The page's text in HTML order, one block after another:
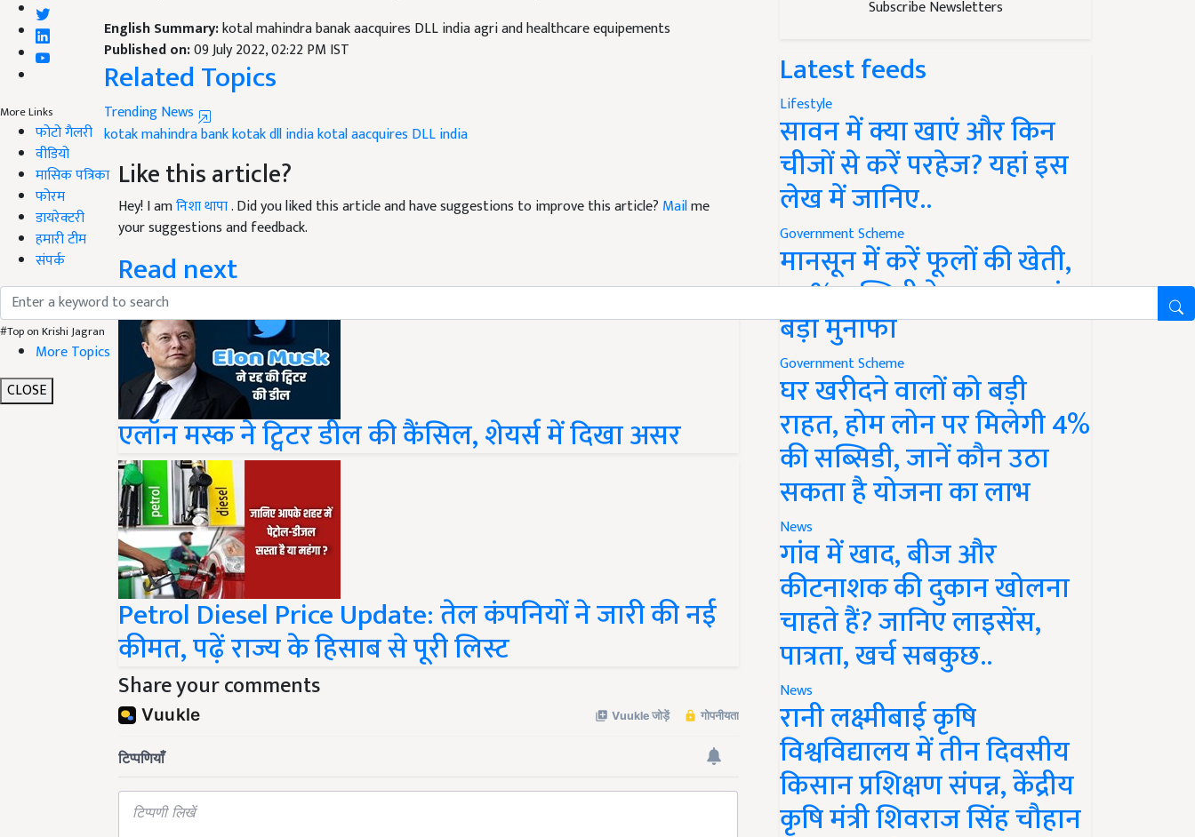
More Links
फोटो गैलरी
वीडियो
मासिक पत्रिका
फोरम
डायरेक्टरी
हमारी टीम
संपर्क
#Top on Krishi Jagran
More Topics
CLOSE
English Summary:kotal mahindra banak aacquires DLL india agri and healthcare equipements
Published on:09 July 2022, 02:22 PM IST
Related Topics
Trending News
kotak mahindra bankkotakdll indiakotal aacquires DLL india
Like this article?
Hey! I amनिशा थापा. Did you liked this article and have suggestions to improve this article? Mailme
your suggestions and feedback.
Read next
एलॉन मस्क ने ट्विटर डील की कैंसिल, शेयर्स में दिखा असर
Petrol Diesel Price Update: तेल कंपनियों ने जारी की नई
कीमत, पढ़ें राज्य के हिसाब से पूरी लिस्ट
Share your comments
Subscribe Newsletters
Latest feeds
Lifestyle
सावन में क्या खाएं और किन
चीजों से करें परहेज? यहां इस
लेख में जानिए..
Government Scheme
मानसून में करें फूलों की खेती,
50% सब्सिडी के साथ कमाएं
बड़ा मुनाफा
Government Scheme
घर खरीदने वालों को बड़ी
राहत, होम लोन पर मिलेगी 4%
की सब्सिडी, जानें कौन उठा
सकता है योजना का लाभ
News
गांव में खाद, बीज और
कीटनाशक की दुकान खोलना
चाहते हैं? जानिए लाइसेंस,
पात्रता, खर्च सबकुछ..
News
रानी लक्ष्मीबाई कृषि
विश्वविद्यालय में तीन दिवसीय
किसान प्रशिक्षण संपन्न, केंद्रीय
कृषि मंत्री शिवराज सिंह चौहान